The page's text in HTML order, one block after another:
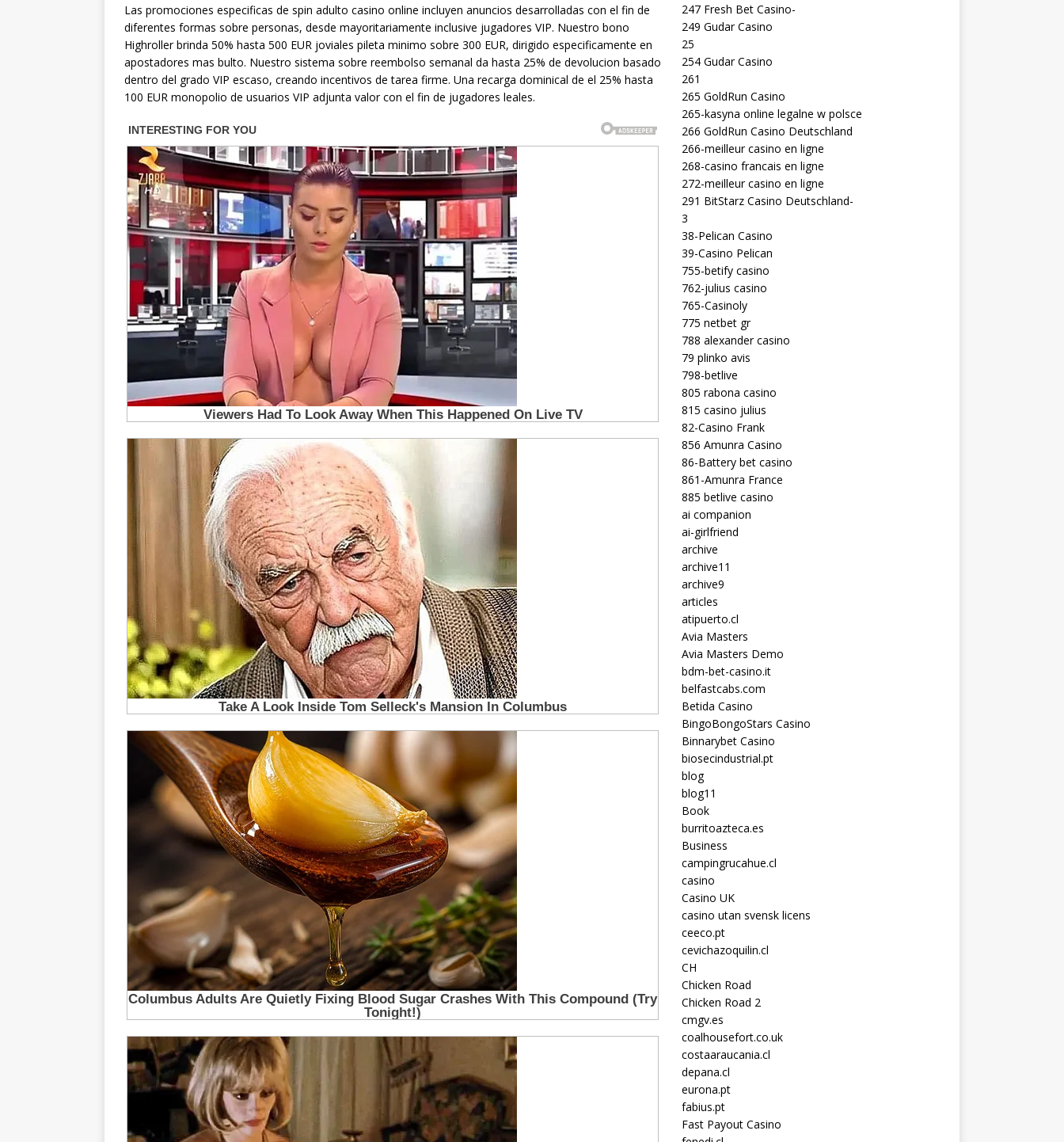
Las promociones especificas de spin adulto casino online incluyen anuncios desarrolladas con el fin de
diferentes formas sobre personas, desde mayoritariamente inclusive jugadores VIP. Nuestro bono
Highroller brinda 50% hasta 500 EUR joviales pileta minimo sobre 300 EUR, dirigido especificamente en
apostadores mas bulto. Nuestro sistema sobre reembolso semanal da hasta 25% de devolucion basado
dentro del grado VIP escaso, creando incentivos de tarea firme. Una recarga dominical de el 25% hasta
100 EUR monopolio de usuarios VIP adjunta valor con el fin de jugadores leales.
247 Fresh Bet Casino-
249 Gudar Casino
25
254 Gudar Casino
261
265 GoldRun Casino
265-kasyna online legalne w polsce
266 GoldRun Casino Deutschland
266-meilleur casino en ligne
268-casino francais en ligne
272-meilleur casino en ligne
291 BitStarz Casino Deutschland-
3
38-Pelican Casino
39-Casino Pelican
755-betify casino
762-julius casino
765-Casinoly
775 netbet gr
788 alexander casino
79 plinko avis
798-betlive
805 rabona casino
815 casino julius
82-Casino Frank
856 Amunra Casino
86-Battery bet casino
861-Amunra France
885 betlive casino
ai companion
ai-girlfriend
archive
archive11
archive9
articles
atipuerto.cl
Avia Masters
Avia Masters Demo
bdm-bet-casino.it
belfastcabs.com
Betida Casino
BingoBongoStars Casino
Binnarybet Casino
biosecindustrial.pt
blog
blog11
Book
burritoazteca.es
Business
campingrucahue.cl
casino
Casino UK
casino utan svensk licens
ceeco.pt
cevichazoquilin.cl
CH
Chicken Road
Chicken Road 2
cmgv.es
coalhousefort.co.uk
costaaraucania.cl
depana.cl
eurona.pt
fabius.pt
Fast Payout Casino